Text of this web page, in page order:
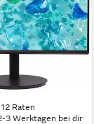
Diagonale
Full HD Auflösung
Raten
3 Werktagen bei dir